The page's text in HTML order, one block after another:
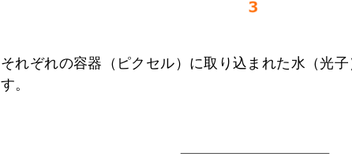
それぞれの容器（ピクセル）に取り込まれた水（光
す。